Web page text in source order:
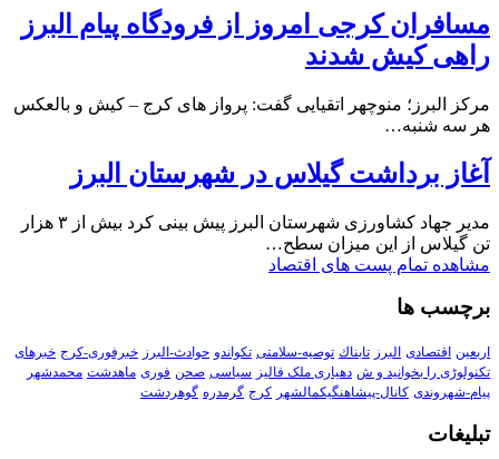
مسافران کرجی امروز از فرودگاه پیام البرز
راهی کیش شدند
مرکز البرز؛ منوچهر اتقیایی گفت: پرواز های کرج – کیش و بالعکس
هر سه شنبه…
آغاز برداشت گیلاس در شهرستان البرز
مدیر جهاد کشاورزی شهرستان البرز پیش بینی کرد بیش از ۳ هزار
تن گیلاس از این میزان سطح…
مشاهده تمام پست های اقتصاد
برچسب ها
اربعین اقتصادی البرز تابناك توصیه-سلامتی تکواندو حوادث-البرز خبرفوری-کرج خبرهای
تکنولوڑی را بخوانید و ش دهیاری ملک فالیز سیاسی صحن فوری ماهدشت محمدشهر
پیام-شهروندی کانال-پیشاهنگیکمالشهر کرج گرمدره گوهردشت
تبلیغات